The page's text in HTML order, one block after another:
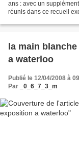
ans : avec un
réunis dans ce recueil
la main
a waterloo
Publié le 12/04/2008 à
Par
_0_6_7_3_m